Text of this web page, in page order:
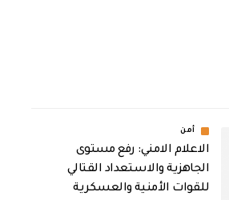
أمن
الاعلام الامني: رفع مستوى
الجاهزية والاستعداد القتالي
للقوات الأمنية والعسكرية